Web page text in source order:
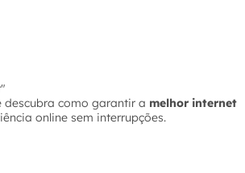
descubra como garantir a melhor internet
online sem interrupções.